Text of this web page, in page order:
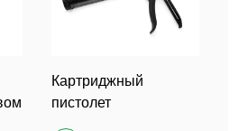
Картриджный
пистолет